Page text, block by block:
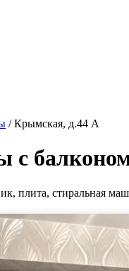
/Крымская, д.44 А
с
плита, стиральная